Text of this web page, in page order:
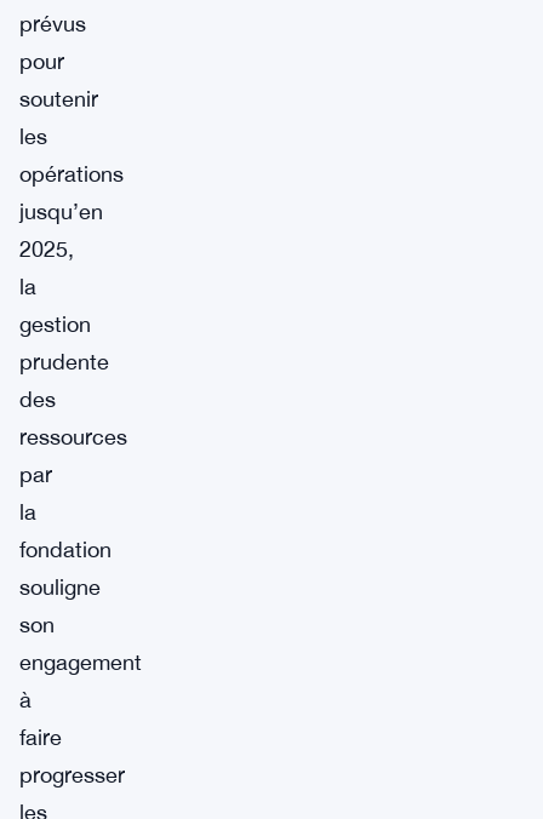
prévus
pour
soutenir
les
opérations
jusqu’en
2025,
la
gestion
prudente
des
ressources
par
la
fondation
souligne
son
engagement
à
faire
progresser
les